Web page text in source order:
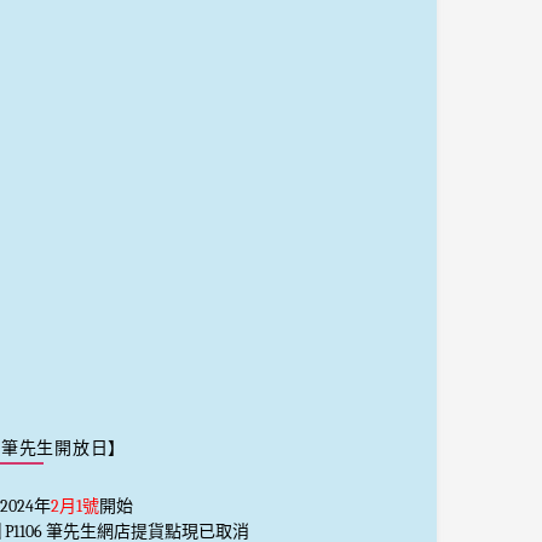
先生開放日】
年2月1號開始
P1106 筆先生網店提貨點現已取消